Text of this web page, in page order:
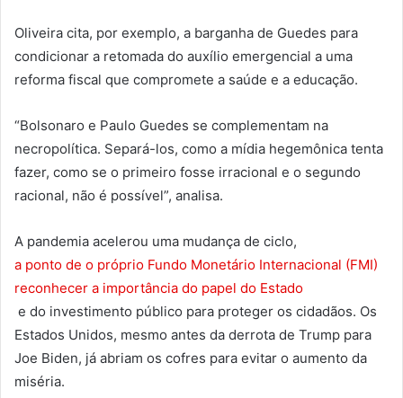
Oliveira cita, por exemplo, a barganha de Guedes para
condicionar a retomada do auxílio emergencial a uma
reforma fiscal que compromete a saúde e a educação.
“Bolsonaro e Paulo Guedes se complementam na
necropolítica. Separá-los, como a mídia hegemônica tenta
fazer, como se o primeiro fosse irracional e o segundo
racional, não é possível”, analisa.
A pandemia acelerou uma mudança de ciclo,
a ponto de o próprio Fundo Monetário Internacional (FMI)
reconhecer a importância do papel do Estado
e do investimento público para proteger os cidadãos. Os
Estados Unidos, mesmo antes da derrota de Trump para
Joe Biden, já abriam os cofres para evitar o aumento da
miséria.